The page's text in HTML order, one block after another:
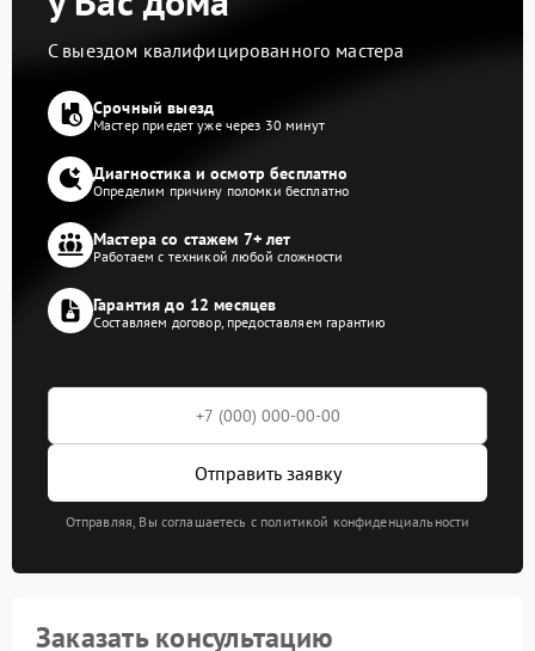
С выездом квалифицированного мастера
Срочный выезд
Мастер приедет уже через 30 минут
Диагностика и осмотр бесплатно
Определим причину поломки бесплатно
Мастера со стажем 7+ лет
Работаем с техникой любой сложности
Гарантия до 12 месяцев
Составляем договор, предоставляем гарантию
Отправить заявку
Отправляя, Вы соглашаетесь с политикой конфиденциальности
Заказать консультацию